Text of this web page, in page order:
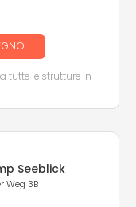
tutte le strutture in
Seeblick
Weg 3B